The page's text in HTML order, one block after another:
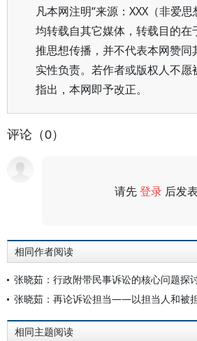
凡本网注明“来源：XXX（非爱思
均转载自其它媒体，转载目的在
推思想传播，并不代表本网赞同
实性负责。若作者或版权人不愿
指出，本网即予改正。
评论（0）
请先登录 后发
相同作者阅读
张晓茹：行政附带民事诉讼的核心问题探
相同主题阅读